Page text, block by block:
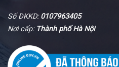
Số ĐKKD:0107963405
Nơi cấp: Thành phố Hà Nội